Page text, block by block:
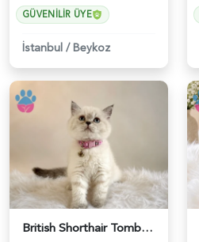
GÜVENILIR ÜYE
İstanbul /Beykoz
British Shorthair Tombul Yanak Prenses Yuva Arıyor - 5152